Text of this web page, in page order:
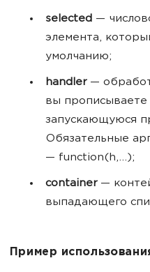
selected —
элемента,
умолчанию;
handler—
вы
запускающуюся
Обязательные
— function(h,...);
container—
выпадающего
Пример